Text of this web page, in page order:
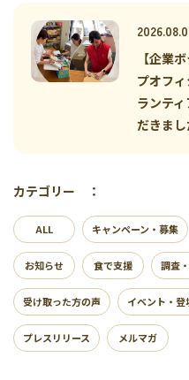
【企業
プオフ
ランテ
だきまし
カテゴリー ：
ALL キャンペーン・募集
お知らせ 食で支援 調査
受け取った方の声 イベント・登
プレスリリース メルマガ